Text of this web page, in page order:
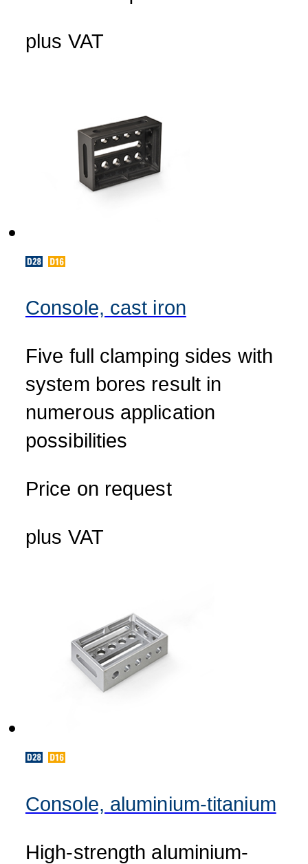
plus VAT
Console, cast iron
Five full clamping sides with
system bores result in
numerous application
possibilities
Price on request
plus VAT
Console, aluminium-titanium
High-strength aluminium-